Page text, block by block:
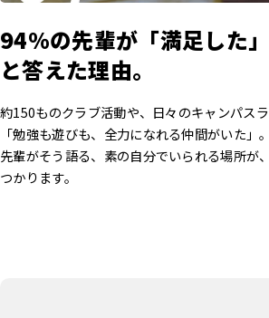
94%の先輩が「満足した」
と答えた理由。
約150ものクラブ活動や、日々のキャンパスラ
「勉強も遊びも、全力になれる仲間がいた」
先輩がそう語る、素の自分でいられる場所が
つかります。